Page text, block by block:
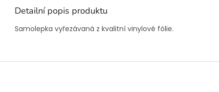
Detailní popis produktu
Samolepka vyřezávaná z kvalitní vinylové fólie.
Z